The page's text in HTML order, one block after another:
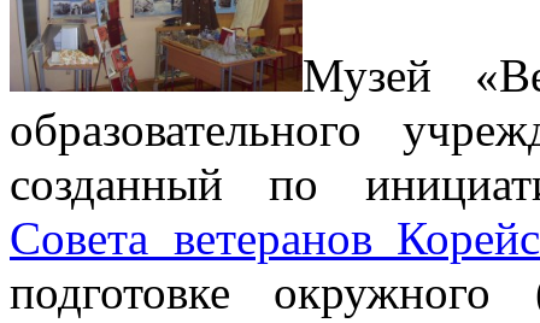
Музей
образовательного
созданный по
Совета ветеранов
подготовке